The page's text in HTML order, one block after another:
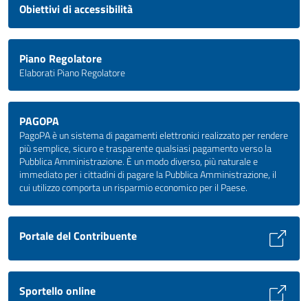
Obiettivi di accessibilità
Piano Regolatore
Elaborati Piano Regolatore
PAGOPA
PagoPA è un sistema di pagamenti elettronici realizzato per rendere
più semplice, sicuro e trasparente qualsiasi pagamento verso la
Pubblica Amministrazione. È un modo diverso, più naturale e
immediato per i cittadini di pagare la Pubblica Amministrazione, il
cui utilizzo comporta un risparmio economico per il Paese.
Portale del Contribuente
Sportello online